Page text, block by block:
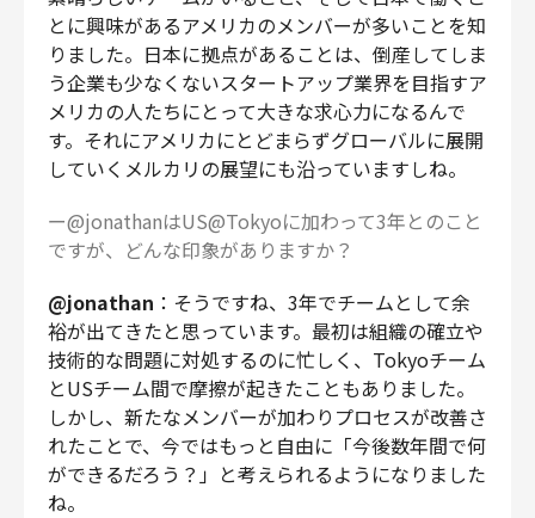
とに興味があるアメリカのメンバーが多いことを知
りました。日本に拠点があることは、倒産してしま
う企業も少なくないスタートアップ業界を目指すア
メリカの人たちにとって大きな求心力になるんで
す。それにアメリカにとどまらずグローバルに展開
していくメルカリの展望にも沿っていますしね。
ー@jonathanはUS@Tokyoに加わって3年とのこと
ですが、どんな印象がありますか？
@jonathan ：そうですね、3年でチームとして余
裕が出てきたと思っています。最初は組織の確立や
技術的な問題に対処するのに忙しく、Tokyoチーム
とUSチーム間で摩擦が起きたこともありました。
しかし、新たなメンバーが加わりプロセスが改善さ
れたことで、今ではもっと自由に「今後数年間で何
ができるだろう？」と考えられるようになりました
ね。